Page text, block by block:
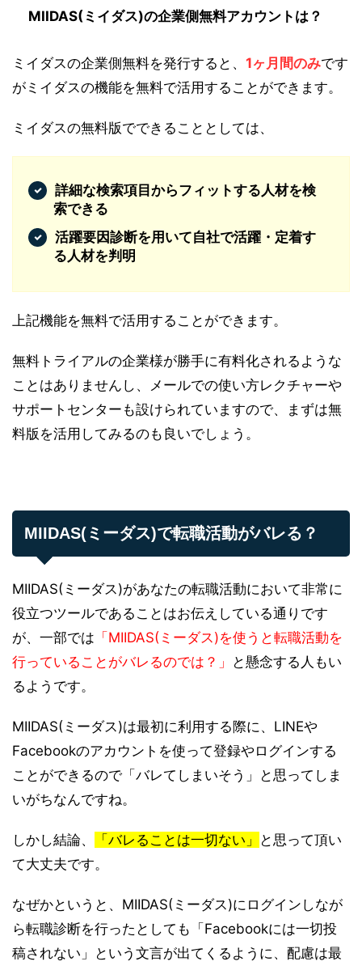
MIIDAS(ミイダス)の企業側無料アカウントは？
ミイダスの企業側無料を発行すると、 1ヶ月間のみです
がミイダスの機能を無料で活用することができます。
ミイダスの無料版でできることとしては、
詳細な検索項目からフィットする人材を検
索できる
活躍要因診断を用いて自社で活躍・定着す
る人材を判明
上記機能を無料で活用することができます。
無料トライアルの企業様が勝手に有料化されるような
ことはありませんし、メールでの使い方レクチャーや
サポートセンターも設けられていますので、まずは無
料版を活用してみるのも良いでしょう。
MIIDAS(ミーダス)で転職活動がバレる？
MIIDAS(ミーダス)があなたの転職活動において非常に
役立つツールであることはお伝えしている通りです
が、一部では 「MIIDAS(ミーダス)を使うと転職活動を
行っていることがバレるのでは？」
と懸念する人もい
るようです。
MIIDAS(ミーダス)は最初に利用する際に、LINEや
Facebookのアカウントを使って登録やログインする
ことができるので「バレてしまいそう」と思ってしま
いがちなんですね。
しかし結論、 「バレることは一切ない」
と思って頂い
て大丈夫です。
なぜかというと、MIIDAS(ミーダス)にログインしなが
ら転職診断を行ったとしても「Facebookには一切投
稿されない」という文言が出てくるように、配慮は最